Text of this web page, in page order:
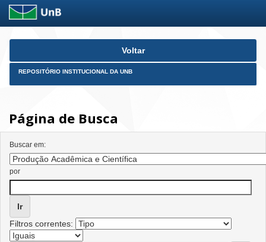
Skip
Voltar
REPOSITÓRIO INSTITUCIONAL DA UNB
Página de Busca
Buscar em:
por
Filtros correntes: